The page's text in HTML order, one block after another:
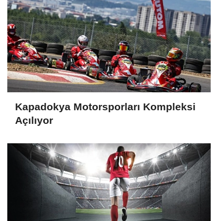
Kapadokya Motorsporları Kompleksi
Açılıyor